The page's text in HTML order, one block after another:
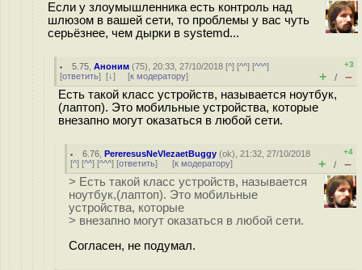
Если у злоумышленника есть контроль над
шлюзом в вашей сети, то проблемы у вас чуть
серьёзнее, чем дырки в systemd...
5.75 ,Аноним (75), 20:33, 27/10/2018 [^] [^^] [^^^]
[ответить] [↓] [к модератору]
+3
+ / –
Есть такой класс устройств, называется ноутбук,
(лаптоп). Это мобильные устройства, которые
внезапно могут оказаться в любой сети.
6.76 ,PereresusNeVlezaetBuggy (ok), 21:32, 27/10/2018
[^] [^^] [^^^] [ответить] [к модератору]
+4
+ / –
> Есть такой класс устройств, называется
ноутбук,(лаптоп). Это мобильные
устройства, которые
> внезапно могут оказаться в любой сети.
Согласен, не подумал.